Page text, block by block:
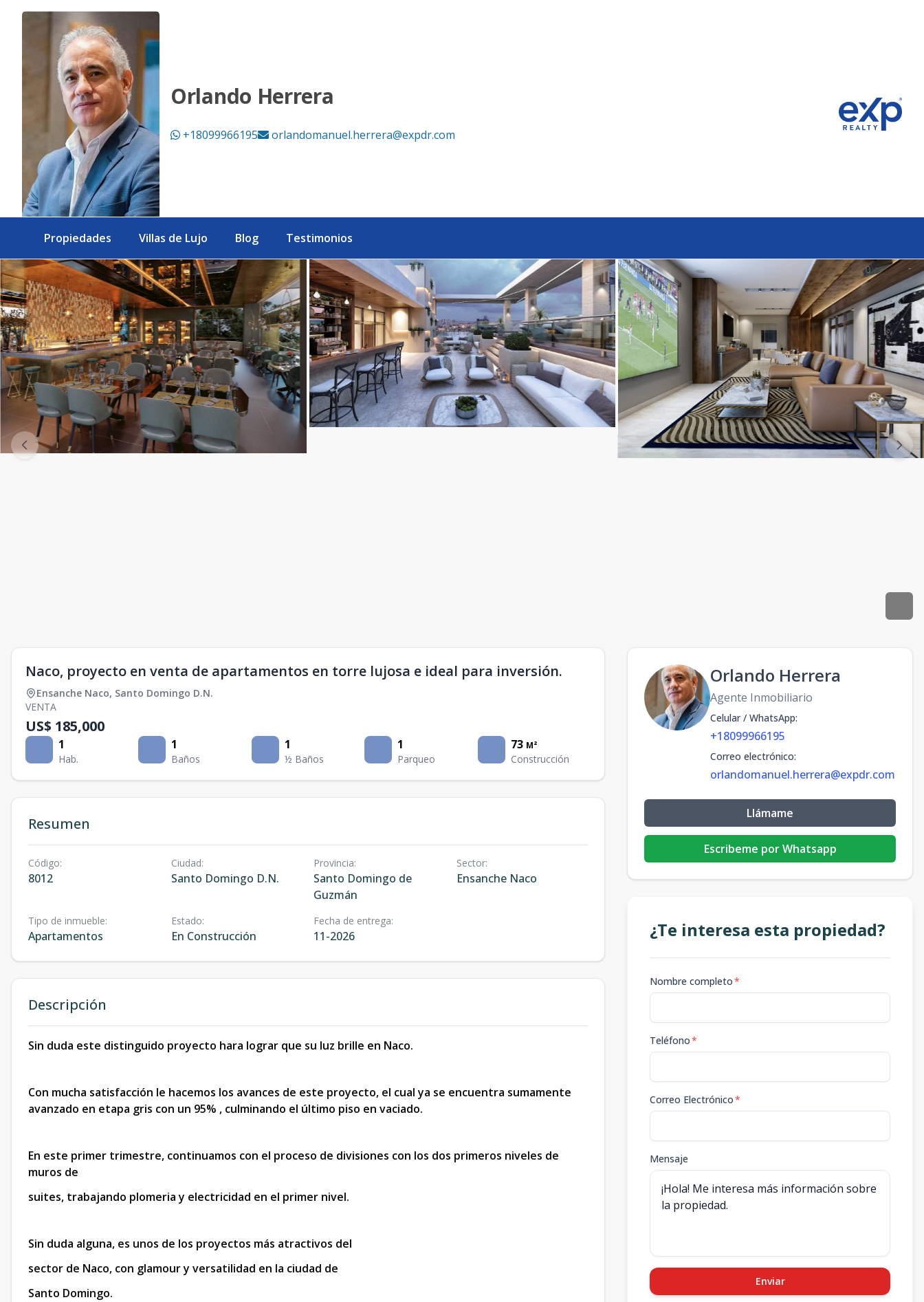
Orlando Herrera
+18099966195 orlandomanuel.herrera@expdr.com
Propiedades Villas de Lujo Blog Testimonios
Naco, proyecto en venta de apartamentos en torre lujosa e ideal para inversión.
Ensanche Naco, Santo Domingo D.N.
VENTA
US$ 185,000
1
Hab.
1
Baños
1
½ Baños
1
Parqueo
73 M²
Construcción
Resumen
Código:
8012
Ciudad:
Santo Domingo D.N.
Provincia:
Santo Domingo de
Guzmán
Sector:
Ensanche Naco
Tipo de inmueble:
Apartamentos
Estado:
En Construcción
Fecha de entrega:
11-2026
Descripción
Sin duda este distinguido proyecto hara lograr que su luz brille en Naco.
Con mucha satisfacción le hacemos los avances de este proyecto, el cual ya se encuentra sumamente
avanzado en etapa gris con un 95% , culminando el último piso en vaciado.
En este primer trimestre, continuamos con el proceso de divisiones con los dos primeros niveles de
muros de
suites, trabajando plomeria y electricidad en el primer nivel.
Sin duda alguna, es unos de los proyectos más atractivos del
sector de Naco, con glamour y versatilidad en la ciudad de
Santo Domingo.
Orlando Herrera
Agente Inmobiliario
Celular / WhatsApp:
+18099966195
Correo electrónico:
orlandomanuel.herrera@expdr.com
Llámame
Escribeme por Whatsapp
¿Te interesa esta propiedad?
Nombre completo*
Teléfono*
Correo Electrónico*
Mensaje
Enviar
Naco, proyecto en venta de apartamentos en torre lujosa e ideal para inversión. - eXp Realty República Dominicana